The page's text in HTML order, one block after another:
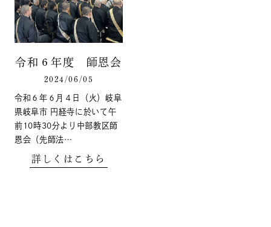
令和６年度 師恩会
2024/06/05
令和６年６月４日（火）岐阜
県岐阜市 円経寺に於いて午
前10時30分より中部教区師
恩会（先師法…
詳しくはこちら